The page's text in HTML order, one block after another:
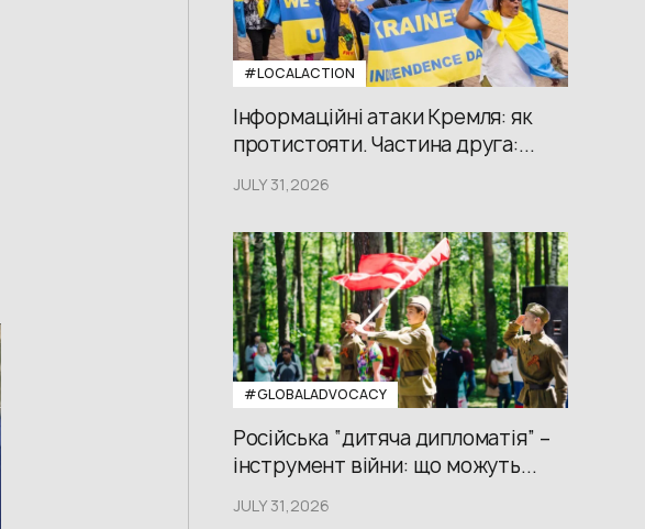
#LOCALACTION
Інформаційні атаки Кремля: як
протистояти. Частина друга:...
JULY 31,2026
#GLOBALADVOCACY
Російська “дитяча дипломатія” –
інструмент війни: що можуть...
JULY 31,2026